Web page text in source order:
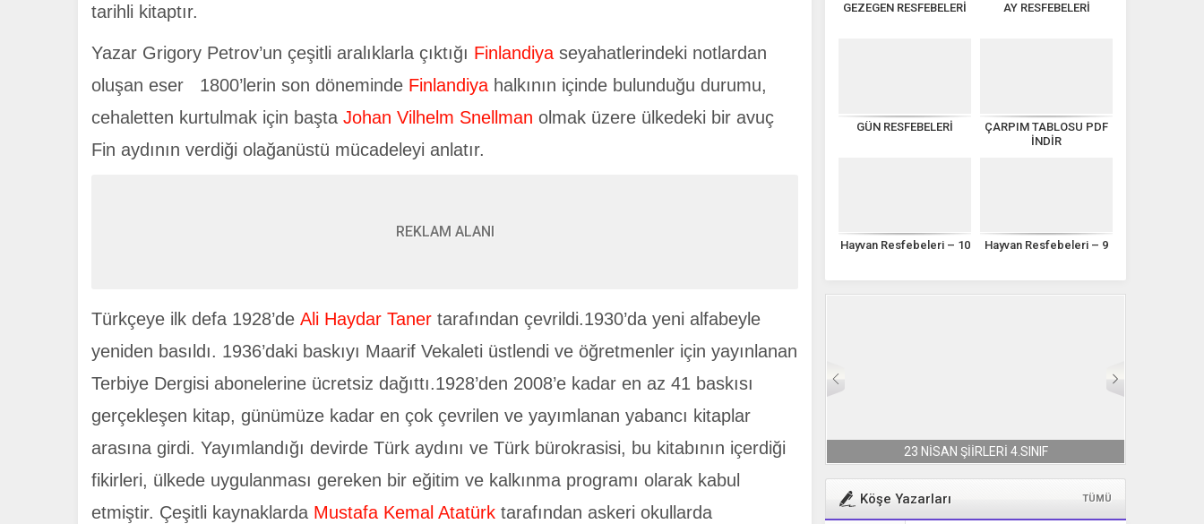
tarihli kitaptır.
Yazar Grigory Petrov’un çeşitli aralıklarla çıktığı Finlandiya seyahatlerindeki notlardan
oluşan eser 1800’lerin son döneminde Finlandiya halkının içinde bulunduğu durumu,
cehaletten kurtulmak için başta Johan Vilhelm Snellman olmak üzere ülkedeki bir avuç
Fin aydının verdiği olağanüstü mücadeleyi anlatır.
REKLAM ALANI
Türkçeye ilk defa 1928’de Ali Haydar Taner tarafından çevrildi.1930’da yeni alfabeyle
yeniden basıldı. 1936’daki baskıyı Maarif Vekaleti üstlendi ve öğretmenler için yayınlanan
Terbiye Dergisi abonelerine ücretsiz dağıttı.1928’den 2008’e kadar en az 41 baskısı
gerçekleşen kitap, günümüze kadar en çok çevrilen ve yayımlanan yabancı kitaplar
arasına girdi. Yayımlandığı devirde Türk aydını ve Türk bürokrasisi, bu kitabının içerdiği
fikirleri, ülkede uygulanması gereken bir eğitim ve kalkınma programı olarak kabul
etmiştir. Çeşitli kaynaklarda Mustafa Kemal Atatürk tarafından askeri okullarda
GEZEGEN RESFEBELERİ AY RESFEBELERİ
GÜN RESFEBELERİ
ÇARPIM TABLOSU PDF
İNDİR
Hayvan Resfebeleri – 10 Hayvan Resfebeleri – 9
SINIF 23 NİSAN ŞİİRLERİ İNDİR 2. SINIF 23 NİSAN ŞİİRLERİ 5. SINIF 23 NİSAN ŞİİRLERİ 23 NİSAN ŞİİRLERİ 4.SINIF
Köşe Yazarları TÜMÜ